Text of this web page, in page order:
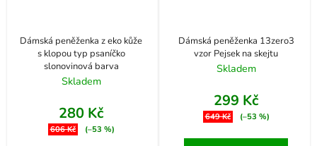
Dámská peněženka z eko kůže
s klopou typ psaníčko
slonovinová barva
Skladem
280 Kč
606 Kč (–53 %)
Dámská peněženka 13zero3
vzor Pejsek na skejtu
Skladem
299 Kč
649 Kč (–53 %)